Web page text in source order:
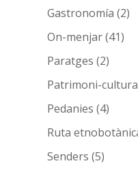
Gastronomía (2)
On-menjar(41)
Paratges (2)
Patrimoni-
Pedanies (4)
Ruta
Senders (5)